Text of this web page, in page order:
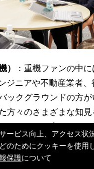
）
：重機ファンの中
ジニアや不動産業者、
ックグラウンドの方
方々のさまざまな知
ービス向上、アクセス状
のためにクッキーを使用
保護について